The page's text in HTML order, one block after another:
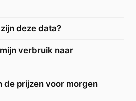
deze data?
verbruik naar
de prijzen voor morgen